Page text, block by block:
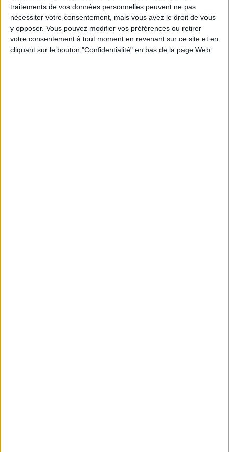
traitements de vos données personnelles peuvent ne pas
nécessiter votre consentement, mais vous avez le droit de vous
y opposer. Vous pouvez modifier vos préférences ou retirer
votre consentement à tout moment en revenant sur ce site et en
cliquant sur le bouton "Confidentialité" en bas de la page Web.
Chaque semaine, posez vos questions en live
en participant à des vidéo-conférences avec
Jean-Michel et les diététiciennes du
programme.